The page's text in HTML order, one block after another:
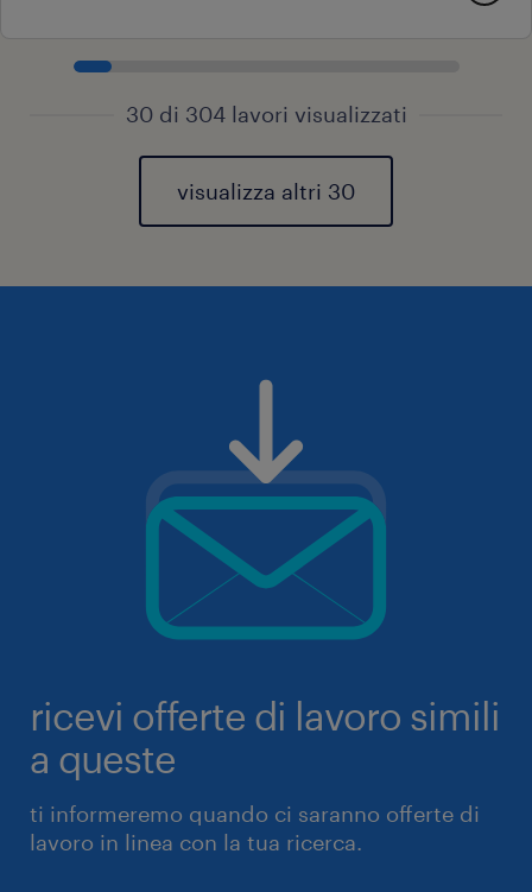
30 di 304 lavori visualizzati
visualizza altri 30
ricevi offerte di lavoro simili
a queste
ti informeremo quando ci saranno offerte di
lavoro in linea con la tua ricerca.